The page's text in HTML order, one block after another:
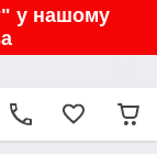
у нашому